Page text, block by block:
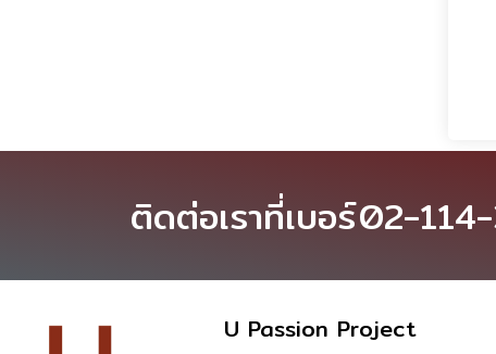
ติดต่อเราที่เบอร์02-
U Passion Project